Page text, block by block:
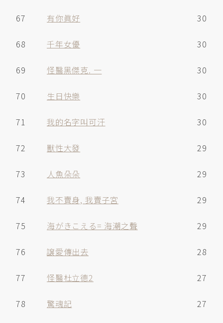
67 有你眞好 30
68 千年女優 30
69 怪醫黑傑克. 一 30
70 生日快樂 30
71 我的名字叫可汗 30
72 獸性大發 29
73 人魚朵朵 29
74 我不賣身, 我賣子宮 29
75 海がきこえる= 海潮之聲 29
76 譲愛傳出去 28
77 怪醫杜立德2 27
78 驚魂記 27